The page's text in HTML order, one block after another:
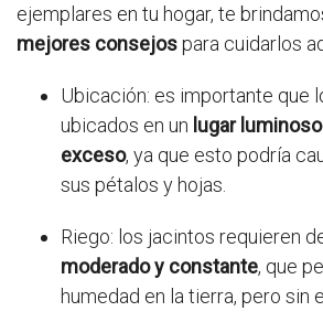
ejemplares en tu hogar, te
mejores consejospara cuidarlos
Ubicación: es importante que
ubicados en un lugar
exceso, ya que esto podría
sus pétalos y hojas.
Riego: los jacintos requieren
moderado y constante, que
humedad en la tierra, pero sin